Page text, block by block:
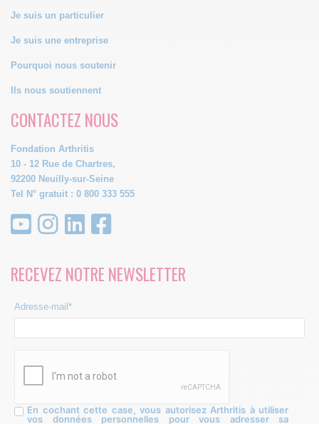
Je suis un particulier
Je suis une entreprise
Pourquoi nous soutenir
Ils nous soutiennent
CONTACTEZ NOUS
Fondation Arthritis
10 - 12 Rue de Chartres,
92200 Neuilly-sur-Seine
Tel N° gratuit : 0 800 333 555
RECEVEZ NOTRE NEWSLETTER
Adresse-mail*
En cochant cette case, vous autorisez Arthritis à utiliser
vos données personnelles pour vous adresser sa